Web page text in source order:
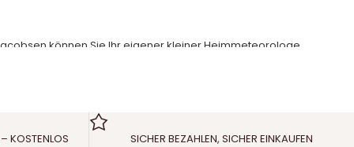
können Sie Ihr eigener kleiner Heimmeteorologe
das wichtigste Instrument von allen.
Thermometer von Arne Jacobsen ist ein unverzichtbares
KOSTENLOS SICHER BEZAHLEN, SICHER EINKAUFEN